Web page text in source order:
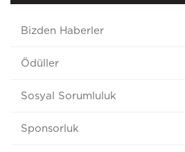
Bizden Haberler
Ödüller
Sosyal Sorumluluk
Sponsorluk